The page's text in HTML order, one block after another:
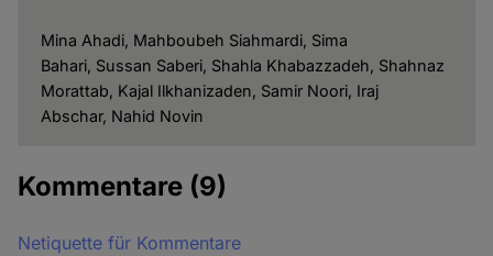
Mina Ahadi, Mahboubeh Siahmardi, Sima
Bahari, Sussan Saberi, Shahla Khabazzadeh, Shahnaz
Morattab, Kajal Ilkhanizaden, Samir Noori, Iraj
Abschar, Nahid Novin
Kommentare (9)
Netiquette für Kommentare